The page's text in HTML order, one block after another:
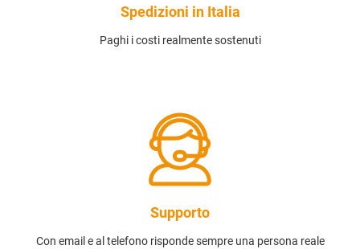
Spedizioni in Italia
Paghi i costi realmente sostenuti
Supporto
Con email e al telefono risponde sempre una persona reale